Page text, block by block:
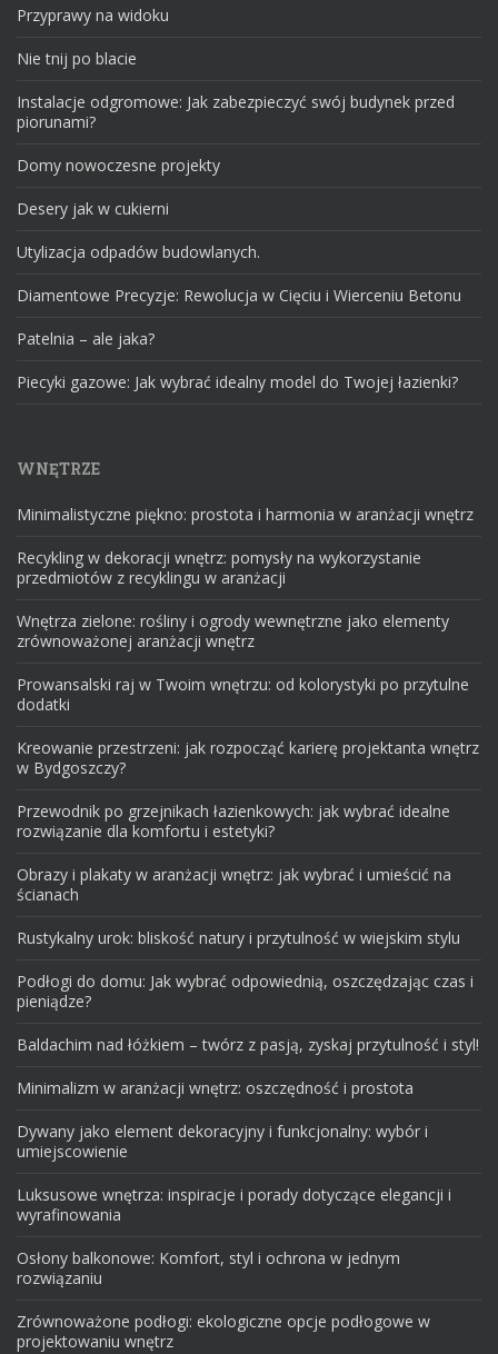
Przyprawy na widoku
Nie tnij po blacie
Instalacje odgromowe: Jak zabezpieczyć swój budynek przed
piorunami?
Domy nowoczesne projekty
Desery jak w cukierni
Utylizacja odpadów budowlanych.
Diamentowe Precyzje: Rewolucja w Cięciu i Wierceniu Betonu
Patelnia – ale jaka?
Piecyki gazowe: Jak wybrać idealny model do Twojej łazienki?
WNĘTRZE
Minimalistyczne piękno: prostota i harmonia w aranżacji wnętrz
Recykling w dekoracji wnętrz: pomysły na wykorzystanie
przedmiotów z recyklingu w aranżacji
Wnętrza zielone: rośliny i ogrody wewnętrzne jako elementy
zrównoważonej aranżacji wnętrz
Prowansalski raj w Twoim wnętrzu: od kolorystyki po przytulne
dodatki
Kreowanie przestrzeni: jak rozpocząć karierę projektanta wnętrz
w Bydgoszczy?
Przewodnik po grzejnikach łazienkowych: jak wybrać idealne
rozwiązanie dla komfortu i estetyki?
Obrazy i plakaty w aranżacji wnętrz: jak wybrać i umieścić na
ścianach
Rustykalny urok: bliskość natury i przytulność w wiejskim stylu
Podłogi do domu: Jak wybrać odpowiednią, oszczędzając czas i
pieniądze?
Baldachim nad łóżkiem – twórz z pasją, zyskaj przytulność i styl!
Minimalizm w aranżacji wnętrz: oszczędność i prostota
Dywany jako element dekoracyjny i funkcjonalny: wybór i
umiejscowienie
Luksusowe wnętrza: inspiracje i porady dotyczące elegancji i
wyrafinowania
Osłony balkonowe: Komfort, styl i ochrona w jednym
rozwiązaniu
Zrównoważone podłogi: ekologiczne opcje podłogowe w
projektowaniu wnętrz